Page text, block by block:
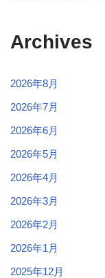
Archives
2026年8月
2026年7月
2026年6月
2026年5月
2026年4月
2026年3月
2026年2月
2026年1月
2025年12月